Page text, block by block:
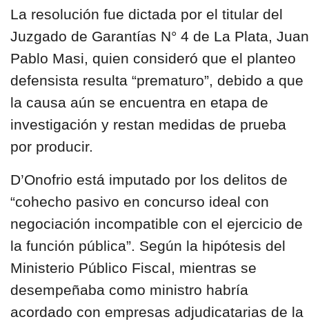
La resolución fue dictada por el titular del
Juzgado de Garantías N° 4 de La Plata, Juan
Pablo Masi, quien consideró que el planteo
defensista resulta “prematuro”, debido a que
la causa aún se encuentra en etapa de
investigación y restan medidas de prueba
por producir.
D’Onofrio está imputado por los delitos de
“cohecho pasivo en concurso ideal con
negociación incompatible con el ejercicio de
la función pública”. Según la hipótesis del
Ministerio Público Fiscal, mientras se
desempeñaba como ministro habría
acordado con empresas adjudicatarias de la